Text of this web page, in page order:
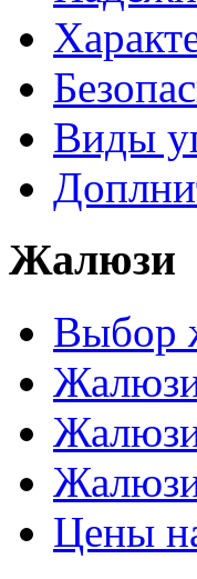
Виды
Жалюзи
Выбор
Цены